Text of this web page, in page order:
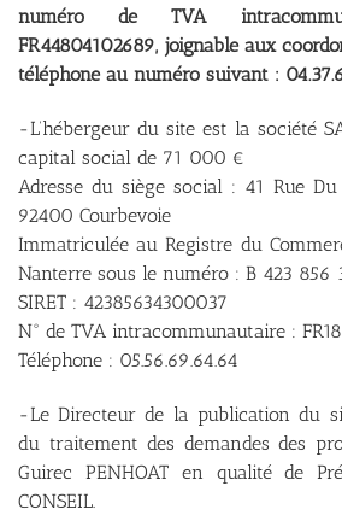
numéro de TVA
FR44804102689, joignable aux
téléphone au numéro suivant :
-L’hébergeur du site est la société
capital social de 71 000 €
Adresse du siège social : 41 Rue
92400 Courbevoie
Immatriculée au Registre du
Nanterre sous le numéro : B 423 856
SIRET : 42385634300037
N° de TVA intracommunautaire :
Téléphone : 05.56.69.64.64
-Le Directeur de la publication du
du traitement des demandes des
Guirec PENHOAT en qualité de
CONSEIL.